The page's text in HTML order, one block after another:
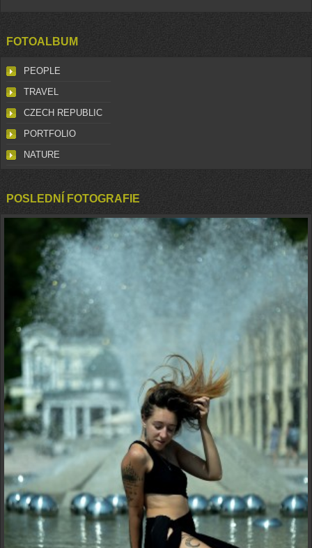
FOTOALBUM
PEOPLE
TRAVEL
CZECH REPUBLIC
PORTFOLIO
NATURE
POSLEDNÍ FOTOGRAFIE